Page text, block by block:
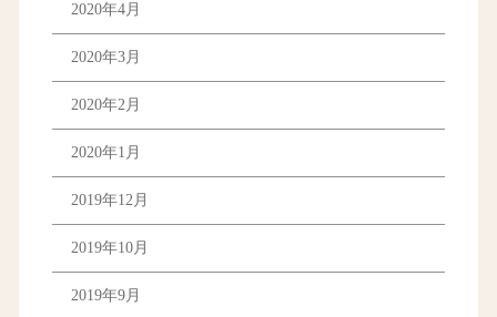
2020年4月
2020年3月
2020年2月
2020年1月
2019年12月
2019年10月
2019年9月